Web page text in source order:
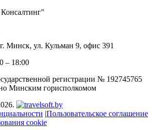
Минск, ул. Кульман 9, офис 391
– 18:00
регистрации № 192745765
Минским горисполкомом
|Пользовательское соглашение
cookie